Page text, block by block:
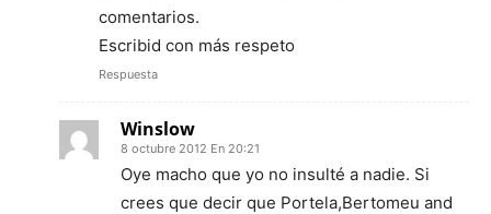
comentarios.
Escribid con más respeto
Respuesta
Winslow
8 octubre 2012 En 20:21
Oye macho que yo no insulté a nadie. Si
crees que decir que Portela,Bertomeu and